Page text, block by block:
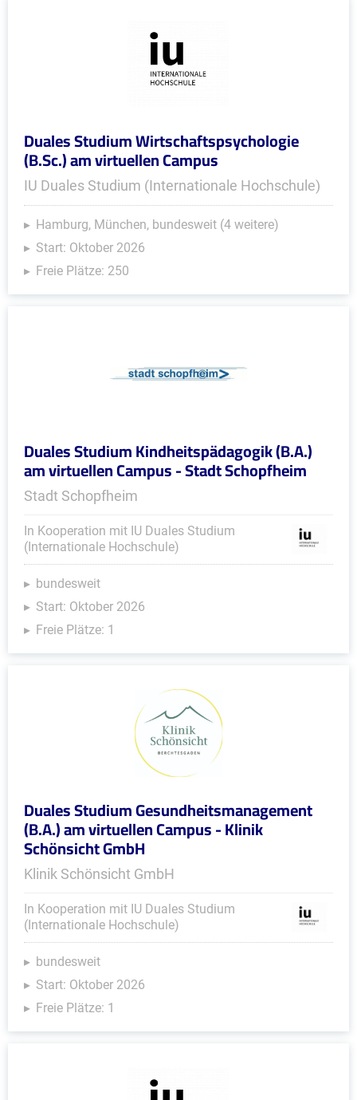
Duales Studium Wirtschaftspsychologie
(B.Sc.) am virtuellen Campus
IU Duales Studium (Internationale Hochschule)
Hamburg, München, bundesweit (4 weitere)
Start: Oktober 2026
Freie Plätze: 250
Duales Studium Kindheitspädagogik (B.A.)
am virtuellen Campus - Stadt Schopfheim
Stadt Schopfheim
In Kooperation mit IU Duales Studium
(Internationale Hochschule)
bundesweit
Start: Oktober 2026
Freie Plätze: 1
Duales Studium Gesundheitsmanagement
(B.A.) am virtuellen Campus - Klinik
Schönsicht GmbH
Klinik Schönsicht GmbH
In Kooperation mit IU Duales Studium
(Internationale Hochschule)
bundesweit
Start: Oktober 2026
Freie Plätze: 1